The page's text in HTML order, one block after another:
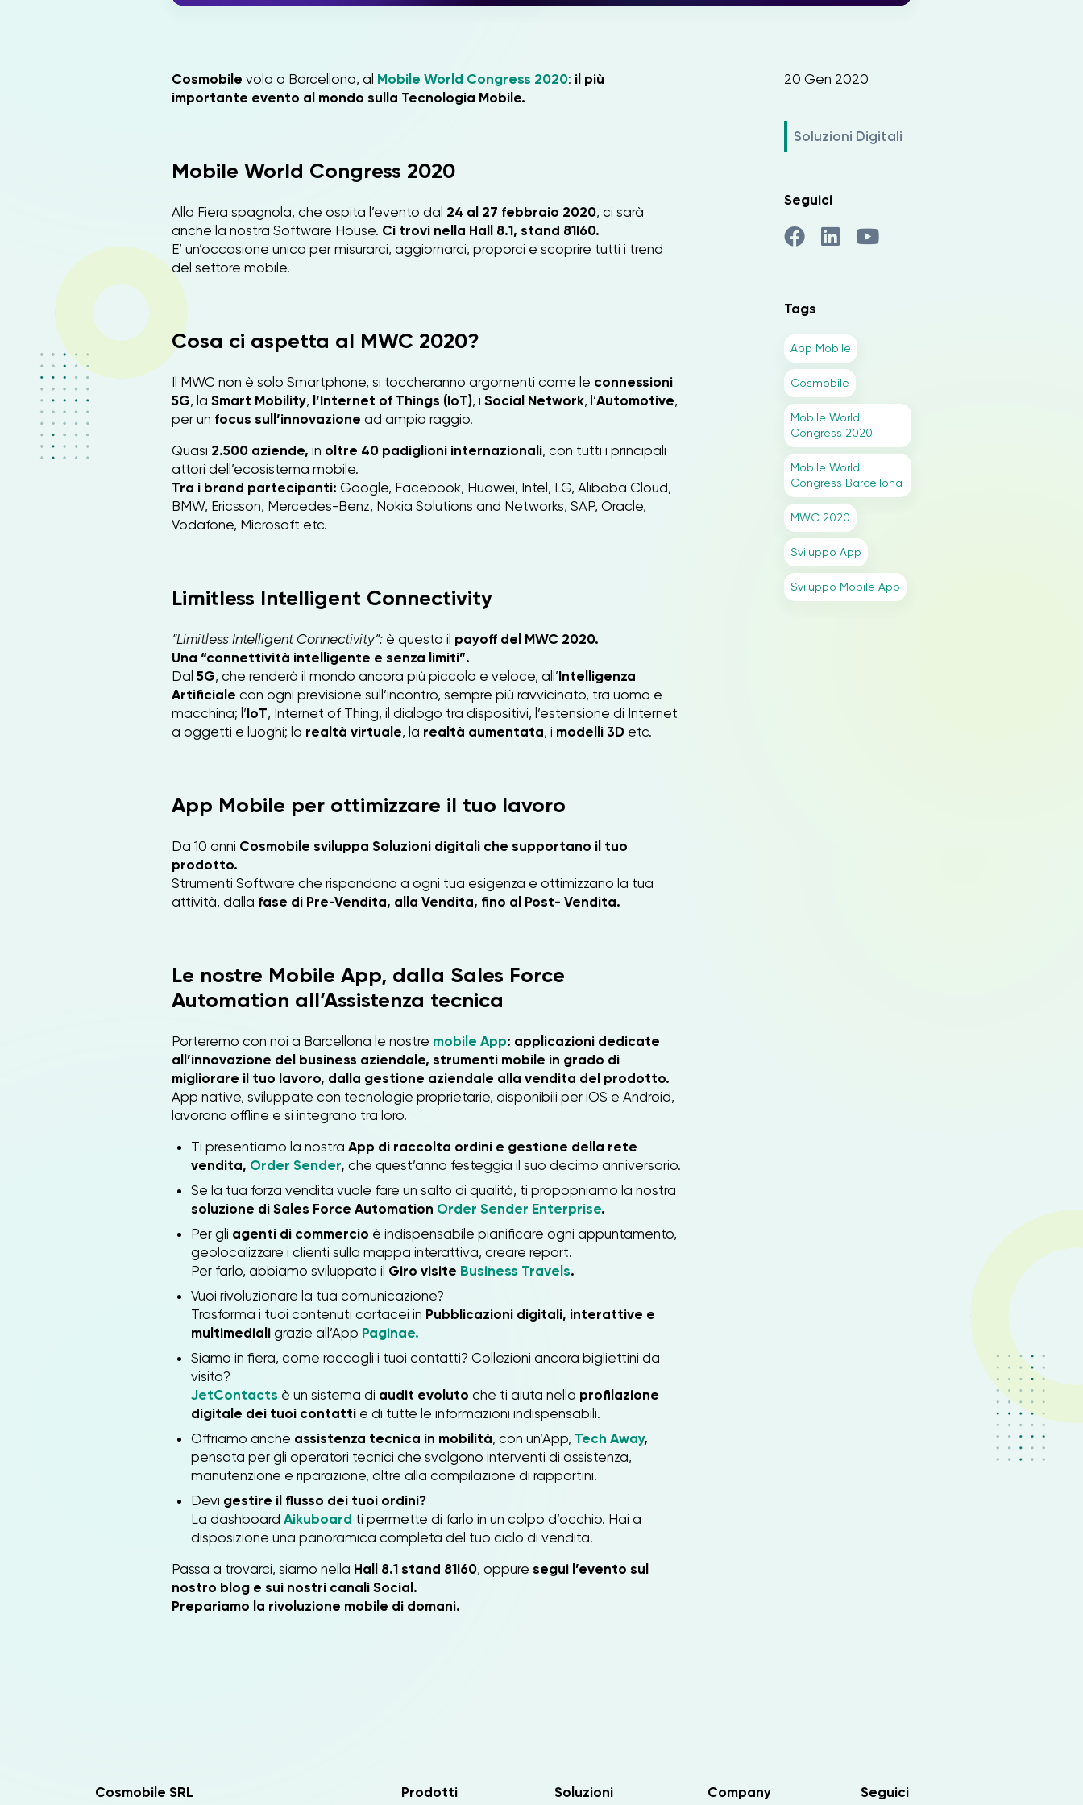
Cosmobile vola a Barcellona, al Mobile World Congress 2020: il più
importante evento al mondo sulla Tecnologia Mobile.
Mobile World Congress 2020
Alla Fiera spagnola, che ospita l’evento dal 24 al 27 febbraio 2020, ci sarà
anche la nostra Software House. Ci trovi nella Hall 8.1, stand 81I60.
E’ un’occasione unica per misurarci, aggiornarci, proporci e scoprire tutti i trend
del settore mobile.
Cosa ci aspetta al MWC 2020?
Il MWC non è solo Smartphone, si toccheranno argomenti come le connessioni
5G, la Smart Mobility, l’Internet of Things (IoT), i Social Network, l’Automotive,
per un focus sull’innovazione ad ampio raggio.
Quasi 2.500 aziende, in oltre 40 padiglioni internazionali, con tutti i principali
attori dell’ecosistema mobile.
Tra i brand partecipanti: Google, Facebook, Huawei, Intel, LG, Alibaba Cloud,
BMW, Ericsson, Mercedes-Benz, Nokia Solutions and Networks, SAP, Oracle,
Vodafone, Microsoft etc.
Limitless Intelligent Connectivity
“Limitless Intelligent Connectivity”: è questo il payoff del MWC 2020.
Una “connettività intelligente e senza limiti”.
Dal 5G, che renderà il mondo ancora più piccolo e veloce, all’Intelligenza
Artificiale con ogni previsione sull’incontro, sempre più ravvicinato, tra uomo e
macchina; l’IoT, Internet of Thing, il dialogo tra dispositivi, l’estensione di Internet
a oggetti e luoghi; la realtà virtuale, la realtà aumentata, i modelli 3D etc.
App Mobile per ottimizzare il tuo lavoro
Da 10 anni Cosmobile sviluppa Soluzioni digitali che supportano il tuo
prodotto.
Strumenti Software che rispondono a ogni tua esigenza e ottimizzano la tua
attività, dalla fase di Pre-Vendita, alla Vendita, fino al Post- Vendita.
Le nostre Mobile App, dalla Sales Force
Automation all’Assistenza tecnica
Porteremo con noi a Barcellona le nostre mobile App: applicazioni dedicate
all’innovazione del business aziendale, strumenti mobile in grado di
migliorare il tuo lavoro, dalla gestione aziendale alla vendita del prodotto.
App native, sviluppate con tecnologie proprietarie, disponibili per iOS e Android,
lavorano offline e si integrano tra loro.
Ti presentiamo la nostra App di raccolta ordini e gestione della rete
vendita, Order Sender, che quest’anno festeggia il suo decimo anniversario.
Se la tua forza vendita vuole fare un salto di qualità, ti propopniamo la nostra
soluzione di Sales Force Automation Order Sender Enterprise.
Per gli agenti di commercio è indispensabile pianificare ogni appuntamento,
geolocalizzare i clienti sulla mappa interattiva, creare report.
Per farlo, abbiamo sviluppato il Giro visite Business Travels.
Vuoi rivoluzionare la tua comunicazione?
Trasforma i tuoi contenuti cartacei in Pubblicazioni digitali, interattive e
multimediali grazie all’App Paginae.
Siamo in fiera, come raccogli i tuoi contatti? Collezioni ancora bigliettini da
visita?
JetContacts è un sistema di audit evoluto che ti aiuta nella profilazione
digitale dei tuoi contatti e di tutte le informazioni indispensabili.
Offriamo anche assistenza tecnica in mobilità, con un’App, Tech Away,
pensata per gli operatori tecnici che svolgono interventi di assistenza,
manutenzione e riparazione, oltre alla compilazione di rapportini.
Devi gestire il flusso dei tuoi ordini?
La dashboard Aikuboard ti permette di farlo in un colpo d’occhio. Hai a
disposizione una panoramica completa del tuo ciclo di vendita.
Passa a trovarci, siamo nella Hall 8.1 stand 81I60, oppure segui l’evento sul
nostro blog e sui nostri canali Social.
Prepariamo la rivoluzione mobile di domani.
20 Gen 2020
Soluzioni Digitali
Seguici
Tags
App Mobile
Cosmobile
Mobile World
Congress 2020
Mobile World
Congress Barcellona
MWC 2020
Sviluppo App
Sviluppo Mobile App
Cosmobile SRL Prodotti Soluzioni Company Seguici